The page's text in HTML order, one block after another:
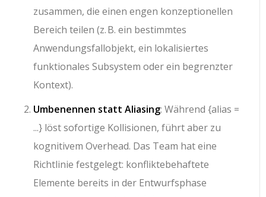
zusammen, die einen engen konzeptionellen
Bereich teilen (z. B. ein bestimmtes
Anwendungsfallobjekt, ein lokalisiertes
funktionales Subsystem oder ein begrenzter
Kontext).
Umbenennen statt Aliasing: Während{alias =
...} löst sofortige Kollisionen, führt aber zu
kognitivem Overhead. Das Team hat eine
Richtlinie festgelegt: konfliktebehaftete
Elemente bereits in der Entwurfsphase